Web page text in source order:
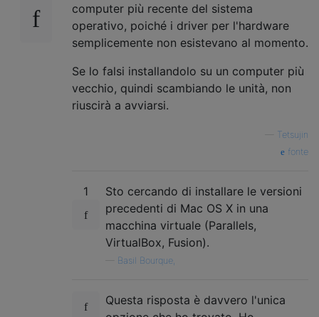
computer più recente del sistema
operativo, poiché i driver per l'hardware
semplicemente non esistevano al momento.
Se lo falsi installandolo su un computer più
vecchio, quindi scambiando le unità, non
riuscirà a avviarsi.
Tetsujin
fonte
1
Sto cercando di installare le versioni
precedenti di Mac OS X in una
macchina virtuale (Parallels,
VirtualBox, Fusion).
Basil Bourque,
Questa risposta è davvero l'unica